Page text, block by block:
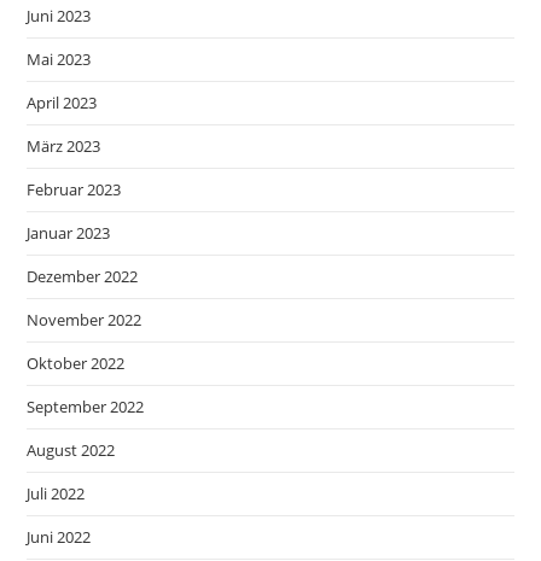
Juni 2023
Mai 2023
April 2023
März 2023
Februar 2023
Januar 2023
Dezember 2022
November 2022
Oktober 2022
September 2022
August 2022
Juli 2022
Juni 2022